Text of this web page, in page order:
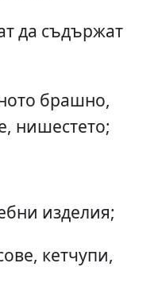
да съдържат
брашно,
нишестето;
изделия;
кетчупи,